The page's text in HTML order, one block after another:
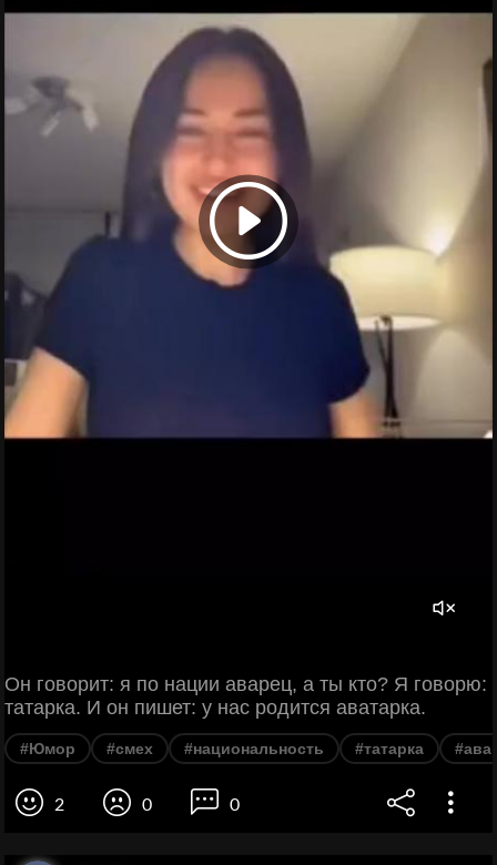
Он говорит: я по нации аварец, а ты кто? Я говорю:
татарка. И он пишет: у нас родится аватарка.
#Юмор #смех #национальность #татарка
2 0 0